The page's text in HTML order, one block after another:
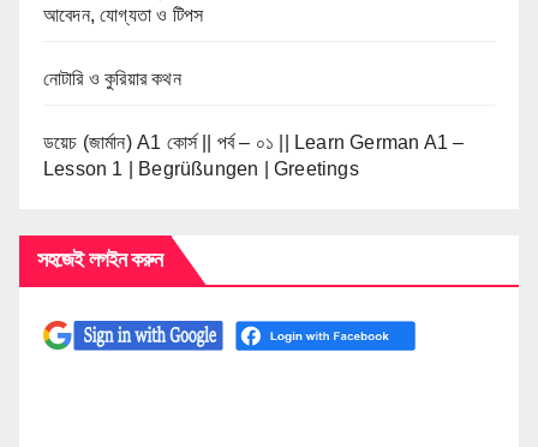
আবেদন, যোগ্যতা ও টিপস
নোটারি ও কুরিয়ার কথন
ডয়েচ (জার্মান) A1 কোর্স || পর্ব – ০১ || Learn German A1 –
Lesson 1 | Begrüßungen | Greetings
সহজেই লগইন করুন